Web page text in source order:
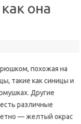
она
похожая на
такие как синицы и
Другие
различные
— желтый окрас